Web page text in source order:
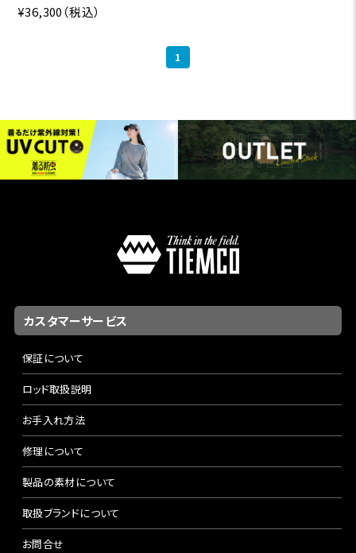
¥36,300 （税込）
1
カスタマーサービス
保証について
ロッド取扱説明
お手入れ方法
修理について
製品の素材について
取扱ブランドについて
お問合せ